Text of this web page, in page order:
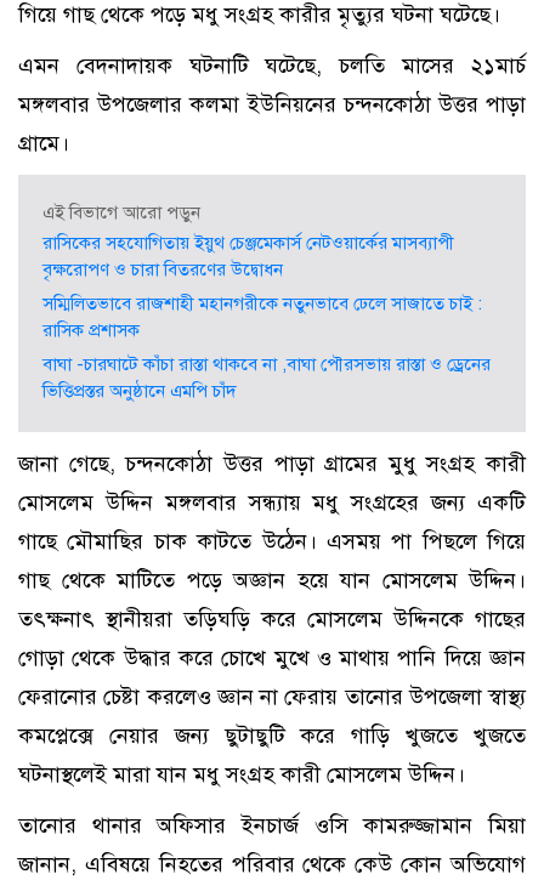
গিয়ে গাছ থেকে পড়ে মধু সংগ্রহ কারীর মৃত্যুর ঘটনা ঘটেছে।
এমন বেদনাদায়ক ঘটনাটি ঘটেছে, চলতি মাসের ২১মার্চ
মঙ্গলবার উপজেলার কলমা ইউনিয়নের চন্দনকোঠা উত্তর পাড়া
গ্রামে।
এই বিভাগে আরো পড়ুন
রাসিকের সহযোগিতায় ইয়ুথ চেঞ্জমেকার্স নেটওয়ার্কের মাসব্যাপী
বৃক্ষরোপণ ও চারা বিতরণের উদ্বোধন
সম্মিলিতভাবে রাজশাহী মহানগরীকে নতুনভাবে ঢেলে সাজাতে চাই :
রাসিক প্রশাসক
বাঘা -চারঘাটে কাঁচা রাস্তা থাকবে না ,বাঘা পৌরসভায় রাস্তা ও ড্রেনের
ভিত্তিপ্রস্তর অনুষ্ঠানে এমপি চাঁদ
জানা গেছে, চন্দনকোঠা উত্তর পাড়া গ্রামের মুধু সংগ্রহ কারী
মোসলেম উদ্দিন মঙ্গলবার সন্ধ্যায় মধু সংগ্রহের জন্য একটি
গাছে মৌমাছির চাক কাটতে উঠেন। এসময় পা পিছলে গিয়ে
গাছ থেকে মাটিতে পড়ে অজ্ঞান হয়ে যান মোসলেম উদ্দিন।
তৎক্ষনাৎ স্থানীয়রা তড়িঘড়ি করে মোসলেম উদ্দিনকে গাছের
গোড়া থেকে উদ্ধার করে চোখে মুখে ও মাথায় পানি দিয়ে জ্ঞান
ফেরানোর চেষ্টা করলেও জ্ঞান না ফেরায় তানোর উপজেলা স্বাস্থ্য
কমপ্লেক্সে নেয়ার জন্য ছুটাছুটি করে গাড়ি খুজতে খুজতে
ঘটনাস্থলেই মারা যান মধু সংগ্রহ কারী মোসলেম উদ্দিন।
তানোর থানার অফিসার ইনচার্জ ওসি কামরুজ্জামান মিয়া
জানান, এবিষয়ে নিহতের পরিবার থেকে কেউ কোন অভিযোগ